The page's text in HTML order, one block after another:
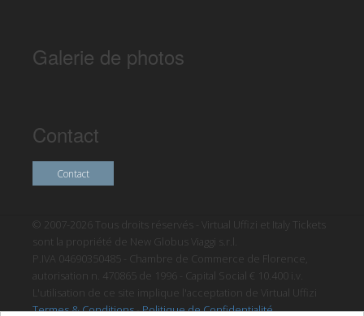
Galerie de photos
Contact
Contact
© 2007-2026 Tous droits réservés - Virtual Uffizi et Italy Tickets
sont la propriété de New Globus Viaggi s.r.l.
P.IVA 04690350485 - Chambre de Commerce de Florence,
autorisation n. 470865 de 1996 - Capital Social € 10.400 i.v.
L'utilisation de ce site implique l'acceptation de Virtual Uffizi
Termes & Conditions-Politique de Confidentialité